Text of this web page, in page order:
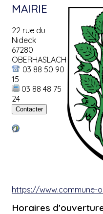
MAIRIE
22 rue du
Nideck
67280
OBERHASLACH
03 88 50 90
15
03 88 48 75
24
https://www.commune-
Horaires